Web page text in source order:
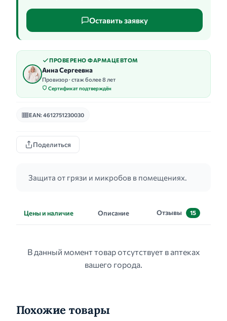
Оставить заявку
ПРОВЕРЕНО ФАРМАЦЕВТОМ
Анна Сергеевна
Провизор · стаж более 8 лет
Сертификат подтверждён
EAN: 4612751230030
Поделиться
Защита от грязи и микробов в помещениях.
Цены и наличие Описание Отзывы 15
В данный момент товар отсутствует в аптеках
вашего города.
Похожие товары